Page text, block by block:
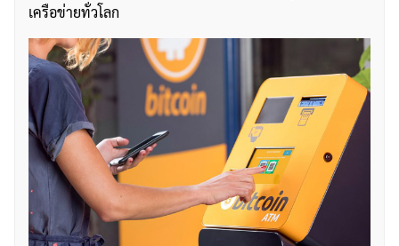
เครือข่ายทั่วโลก